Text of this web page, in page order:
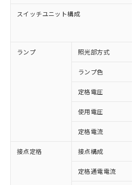
スイッチユニット構成
ランプ 照光部方式
ランプ色
定格電圧
使用電圧
定格電流
接点定格 接点構成
定格通電電流
ご利用条件
※1 対応状況
対応済み：EU RoHS指
非含有に対応した製品が
す。
対応予定：EU RoHS指令
有に対応した製品に切り替